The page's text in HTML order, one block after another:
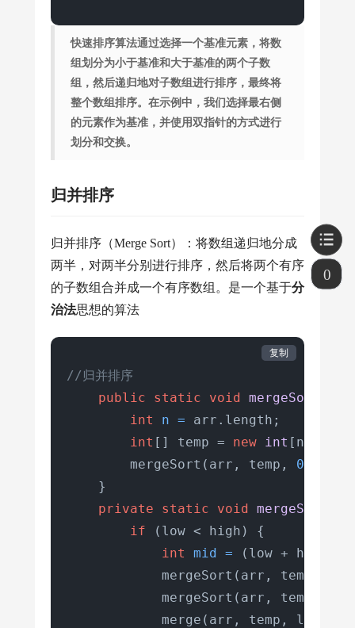
// 将基准元素交换到正确的位置
int temp = arr[i+1];
        arr[i+
1] = arr[high];
        arr[high] = temp;
// 返回基准元素的索引
void
, 4,
        quickSort(arr);
        System.out.println(
"排序结果:"
for (int j : arr) {
            System.out.print(j +
        }
快速排序算法通过选择一个基准元素，将数
组划分为小于基准和大于基准的两个子数
组，然后递归地对子数组进行排序，最终将
整个数组排序。在示例中，我们选择最右侧
的元素作为基准，并使用双指针的方式进行
划分和交换。
归并排序
归并排序（Merge Sort）：将数组递归地分成
两半，对两半分别进行排序，然后将两个有序
的子数组合并成一个有序数组。是一个基于分
治法思想的算法
//归并排序
public
static void mergeSort
int
n = arr.length;
int [] temp = new int [n];
        mergeSort(arr, temp,
0
    }
private
static void mergeSort
if (low < high) {
int
mid = (low + high)
mergeSort(arr, temp,
mergeSort(arr, temp,
merge(arr, temp, low,
复制
0